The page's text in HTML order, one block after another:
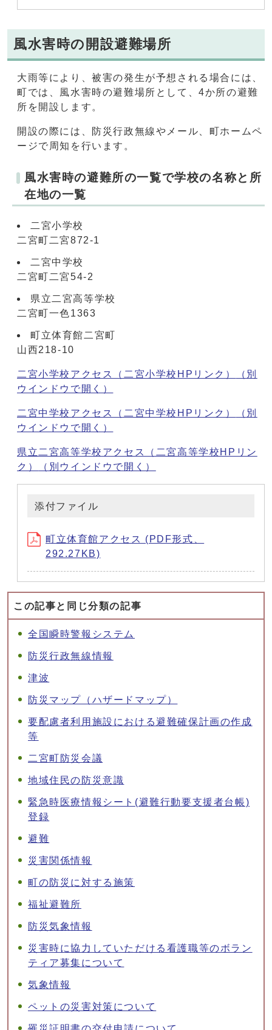
風水害時の開設避難場所
大雨等により、被害の発生が予想される場合には、
町では、風水害時の避難場所として、4か所の避難
所を開設します。
開設の際には、防災行政無線やメール、町ホームペ
ージで周知を行います。
風水害時の避難所の一覧で学校の名称と所
在地の一覧
二宮小学校
二宮町二宮872-1
二宮中学校
二宮町二宮54-2
県立二宮高等学校
二宮町一色1363
町立体育館二宮町
山西218-10
二宮小学校アクセス（二宮小学校HPリンク）
（別
ウインドウで開く）
二宮中学校アクセス（二宮中学校HPリンク）
（別
ウインドウで開く）
県立二宮高等学校アクセス（二宮高等学校HPリン
ク）
（別ウインドウで開く）
添付ファイル
町立体育館アクセス (PDF形式、
292.27KB)
この記事と同じ分類の記事
全国瞬時警報システム
防災行政無線情報
津波
防災マップ（ハザードマップ）
要配慮者利用施設における避難確保計画の作成
等
二宮町防災会議
地域住民の防災意識
緊急時医療情報シート(避難行動要支援者台帳)
登録
避難
災害関係情報
町の防災に対する施策
福祉避難所
防災気象情報
災害時に協力していただける看護職等のボラン
ティア募集について
気象情報
ペットの災害対策について